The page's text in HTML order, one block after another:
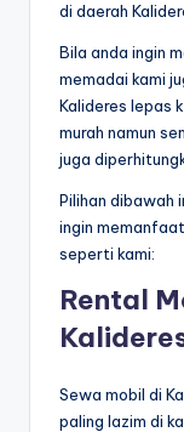
di daerah
Bila anda ingin
memadai kami
Kalideres lepas
murah namun
juga
Pilihan dibawah
ingin
seperti kami:
Rental
Sewa mobil di
paling lazim di